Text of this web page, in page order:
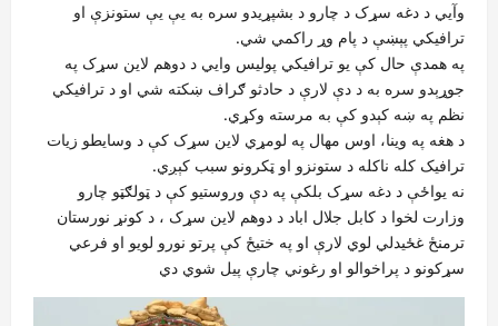
وآيي د دغه سړک د چارو د بشپړیدو سره به يې يې ستونزې او
ترافیکي پېښې د پام وړ راکمي شي.
په همدې حال کې یو ترافیکي پولیس وايي د دوهم لاین سړک په
جوړېدو سره به د دې لارې د حادثو ګراف ښکته شي او د ترافیکي
نظم په ښه کېدو کې به مرسته وکړي.
د هغه په وینا، اوس مهال په لومړي لاین سړک کې د وسایطو زیات
ترافیک کله ناکله د ستونزو او ټکرونو سبب کېږي.
نه يواځې د دغه سړک بلکې په دې وروستیو کې د ټولګټو چارو
وزارت لخوا د کابل جلال اباد د دوهم لاین سړک ، د کونړ نورستان
ترمنځ غځيدلي لوي لارې او په ختیځ کې پرتو نورو لویو او فرعي
سړکونو د پراخوالو او رغوني چارې پیل شوي دي